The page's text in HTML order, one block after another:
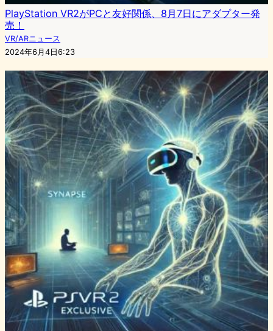
PlayStation VR2がPCと友好関係、8月7日にアダプター発
売！
VR/ARニュース
2024年6月4日6:23